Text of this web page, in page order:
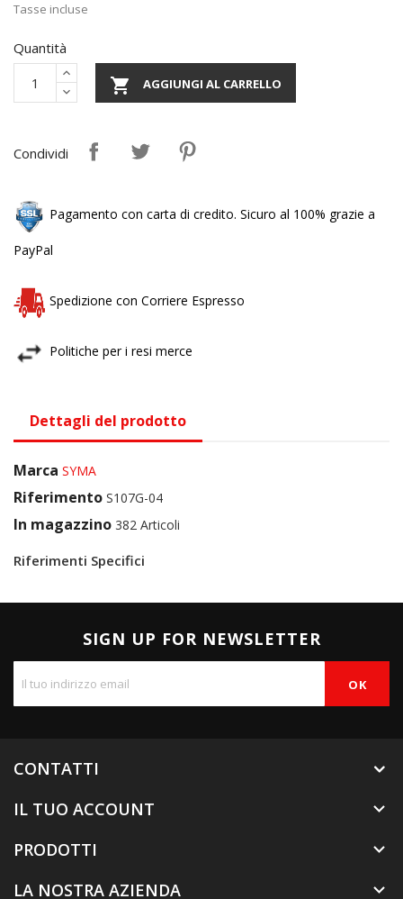
Tasse incluse
Quantità
 AGGIUNGI AL CARRELLO
Condividi
Pagamento con carta di credito. Sicuro al 100% grazie a
PayPal
Spedizione con Corriere Espresso
Politiche per i resi merce
Dettagli del prodotto
Marca SYMA
Riferimento S107G-04
In magazzino 382 Articoli
Riferimenti Specifici
SIGN UP FOR NEWSLETTER
CONTATTI
IL TUO ACCOUNT

PRODOTTI 
LA NOSTRA AZIENDA 